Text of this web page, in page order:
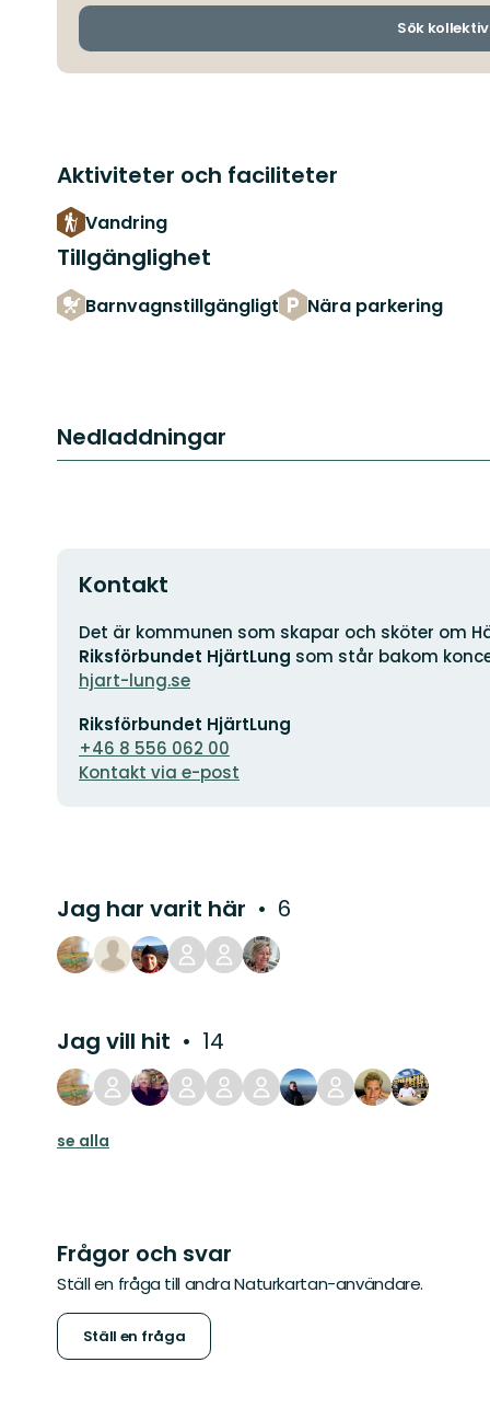
Sök
Aktiviteter och faciliteter
Vandring
Tillgänglighet
Barnvagnstillgängligt Nära parkering
Nedladdningar
Kontakt
Adress
Det är kommunen som skapar och sköter om
Riksförbundet HjärtLung som står bakom
hjart-lung.se
postadress
Riksförbundet HjärtLung
+46 8 556 062 00
Kontakt via e-post
Jag har varit här 6
Jag vill hit 14
se alla
Frågor och svar
Ställ en fråga till andra Naturkartan-användare.
Ställ en fråga